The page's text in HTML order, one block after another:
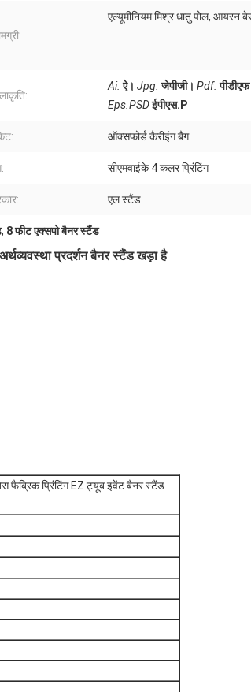
एल्यूमीनियम मिश्र धातु पोल, आयरन
Ai. ऐ। Jpg. जेपीजी। Pdf.
Eps.PSDईपीएस.P
ऑक्सफोर्ड कैरीइंग बैग
सीएमवाईके 4 कलर प्रिंटिंग
एल स्टैंड
, 8 फीट एक्सपो बैनर स्टैंड
प्रदर्शन बैनर स्टैंड खड़ा है
फैब्रिक प्रिंटिंग EZ ट्यूब इवेंट बैनर स्टैंड